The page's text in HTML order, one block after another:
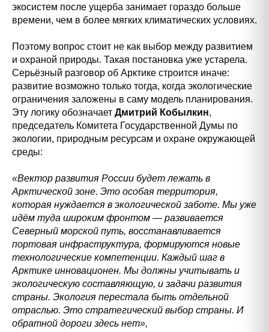
экосистем после ущерба занимает гораздо больше
времени, чем в более мягких климатических условиях.
Поэтому вопрос стоит не как выбор между развитием
и охраной природы. Такая постановка уже устарела.
Серьёзный разговор об Арктике строится иначе:
развитие возможно только тогда, когда экологические
ограничения заложены в саму модель планирования.
Эту логику обозначает Дмитрий Кобылкин,
председатель Комитета Государственной Думы по
экологии, природным ресурсам и охране окружающей
среды:
«Вектор развития России будет лежать в
Арктической зоне. Это особая территория,
которая нуждается в экологической заботе. Мы уже
идём туда широким фронтом — развивается
Северный морской путь, восстанавливается
портовая инфраструктура, формируются новые
технологические компетенции. Каждый шаг в
Арктике инновационен. Мы должны учитывать и
экологическую составляющую, и задачи развития
страны. Экология перестала быть отдельной
отраслью. Это стратегический выбор страны. И
обратной дороги здесь нет»,